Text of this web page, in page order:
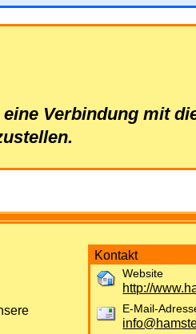
Verbindung mit
Kontakt
Website
http://
E-Mail-